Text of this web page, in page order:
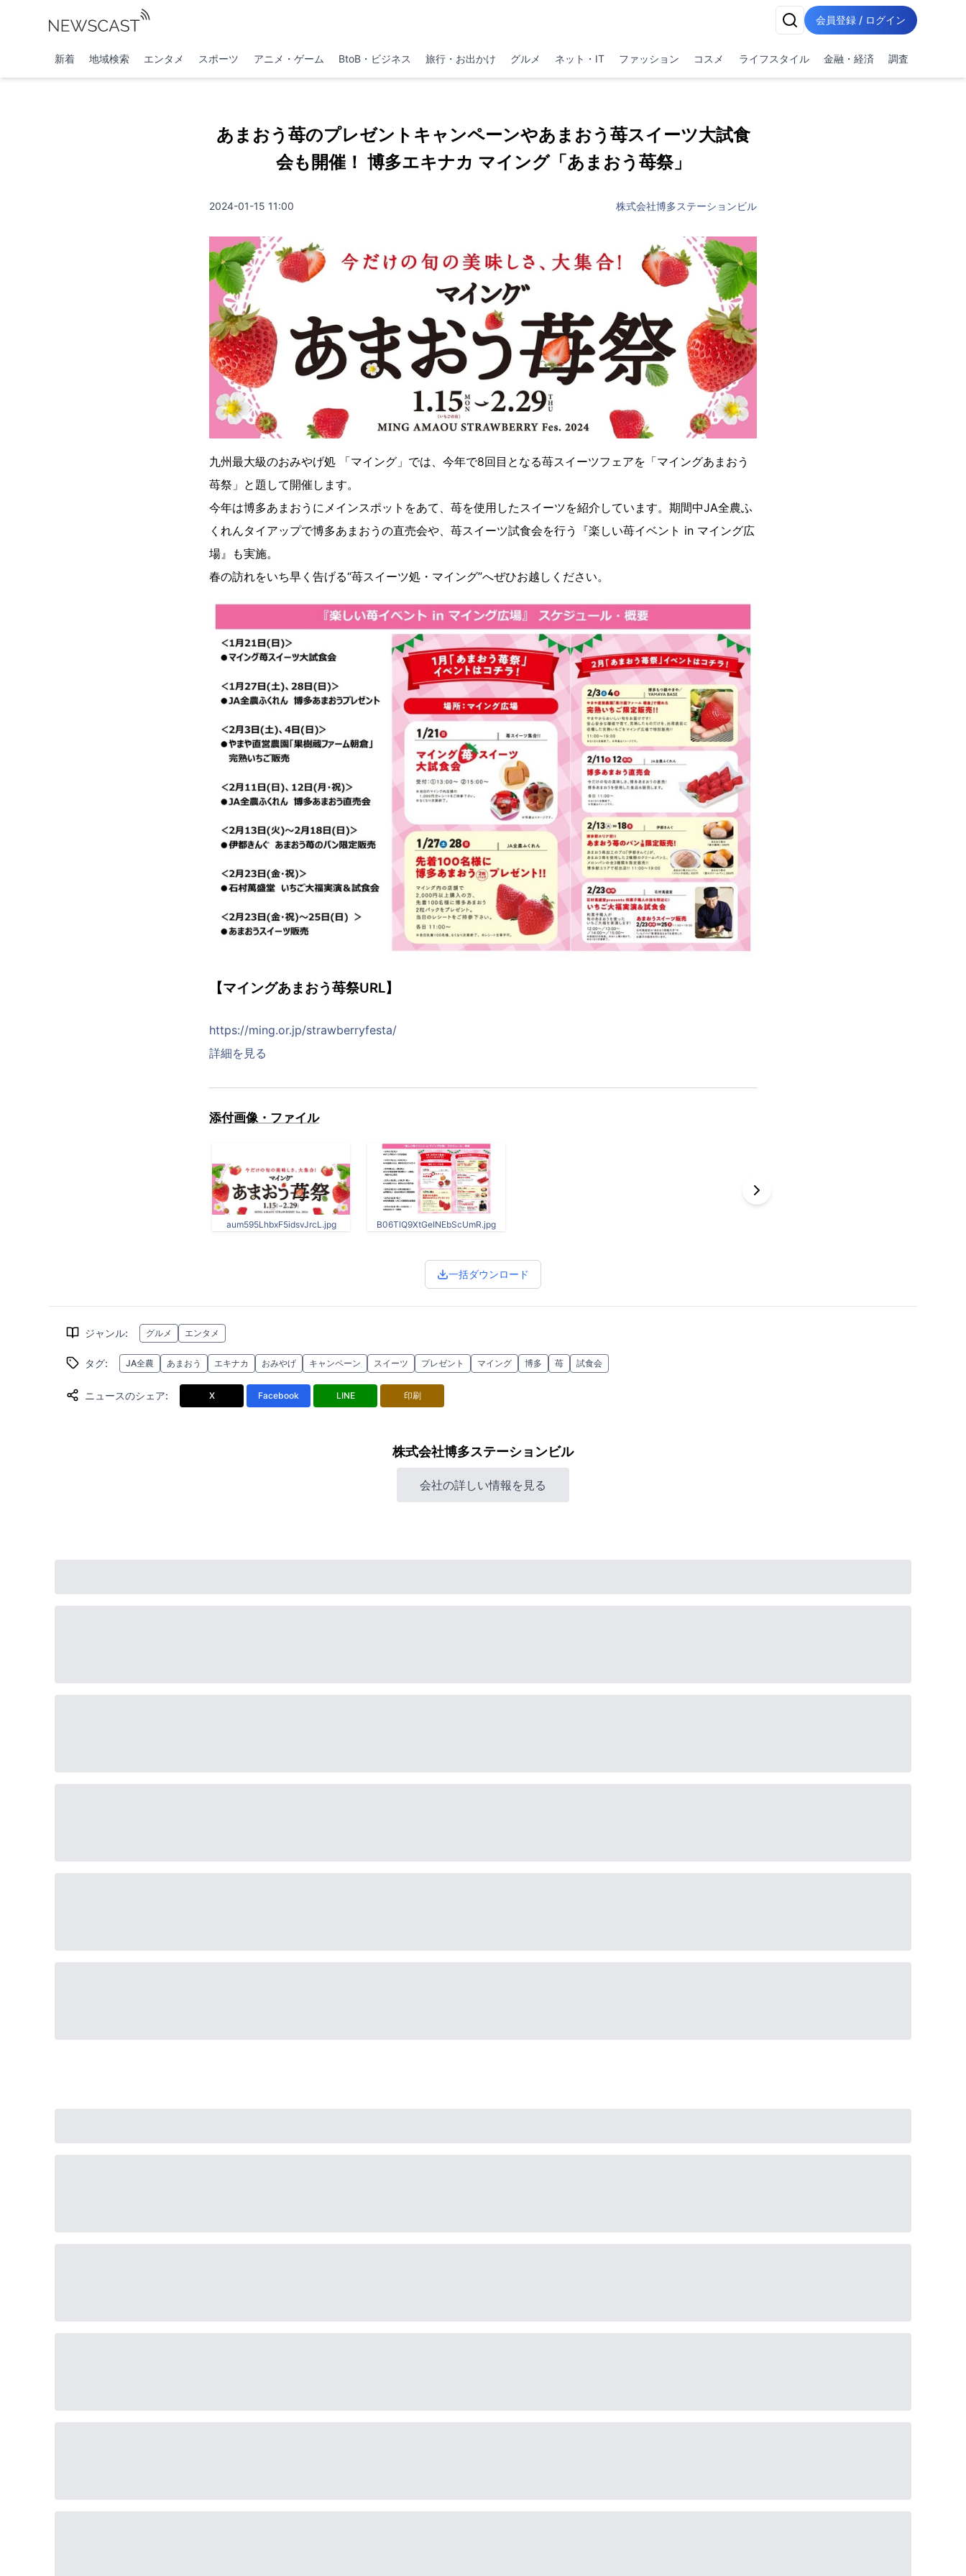
会員登録 / ログイン
新着 地域検索 エンタメ スポーツ アニメ・ゲーム BtoB・ビジネス 旅行・お出かけ グルメ ネット・IT ファッション コスメ ライフスタイル 金融・経済 調査
あまおう苺のプレゼントキャンペーンやあまおう苺スイーツ大試食
会も開催！ 博多エキナカ マイング「あまおう苺祭」
2024-01-15 11:00 株式会社博多ステーションビル
九州最大級のおみやげ処 「マイング」では、今年で8回目となる苺スイーツフェアを「マイングあまおう
苺祭」と題して開催します。
今年は博多あまおうにメインスポットをあて、苺を使用したスイーツを紹介しています。期間中JA全農ふ
くれんタイアップで博多あまおうの直売会や、苺スイーツ試食会を行う『楽しい苺イベント in マイング広
場』も実施。
春の訪れをいち早く告げる“苺スイーツ処・マイング”へぜひお越しください。
【マイングあまおう苺祭URL】
https://ming.or.jp/strawberryfesta/
詳細を見る
添付画像・ファイル
aum595LhbxF5idsvJrcL.jpg B06TlQ9XtGeINEbScUmR.jpg
一括ダウンロード
ジャンル: グルメ エンタメ
タグ: JA全農 あまおう エキナカ おみやげ キャンペーン スイーツ プレゼント マイング 博多 苺 試食会
ニュースのシェア: X Facebook LINE 印刷
株式会社博多ステーションビル
会社の詳しい情報を見る